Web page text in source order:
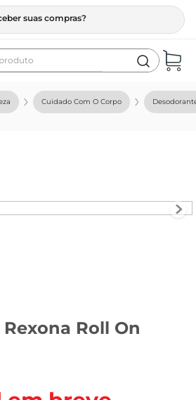
suas compras?
Cuidado Com O Corpo
Roll On